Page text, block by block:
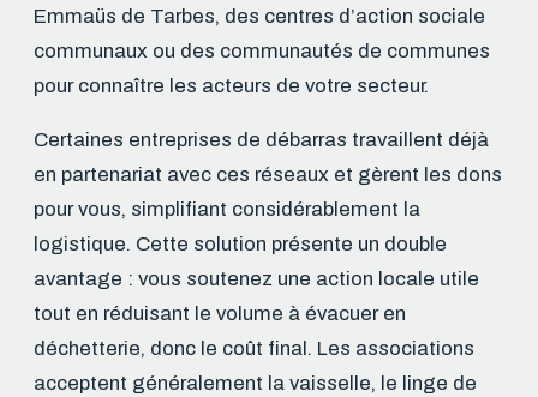
Emmaüs de Tarbes, des centres d’action sociale
communaux ou des communautés de communes
pour connaître les acteurs de votre secteur.
Certaines entreprises de débarras travaillent déjà
en partenariat avec ces réseaux et gèrent les dons
pour vous, simplifiant considérablement la
logistique. Cette solution présente un double
avantage : vous soutenez une action locale utile
tout en réduisant le volume à évacuer en
déchetterie, donc le coût final. Les associations
acceptent généralement la vaisselle, le linge de